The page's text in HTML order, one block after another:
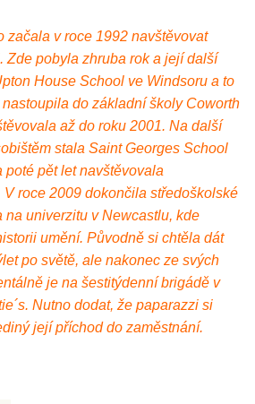
začala v roce 1992 navštěvovat
Zde pobyla zhruba rok a její další
House School ve Windsoru a to
do základní školy Coworth
až do roku 2001. Na další
stala Saint Georges School
poté pět let navštěvovala
roce 2009 dokončila středoškolské
na univerzitu v Newcastlu, kde
umění. Původně si chtěla dát
po světě, ale nakonec ze svých
je na šestitýdenní brigádě v
Nutno dodat, že paparazzi si
její příchod do zaměstnání.